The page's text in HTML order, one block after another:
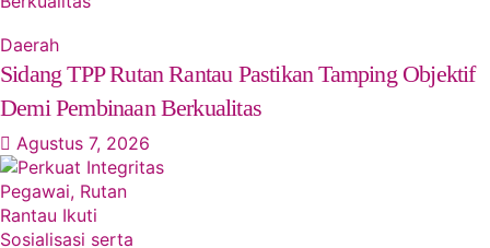
Daerah
Sidang TPP Rutan Rantau Pastikan Tamping Objektif
Demi Pembinaan Berkualitas
Agustus 7, 2026